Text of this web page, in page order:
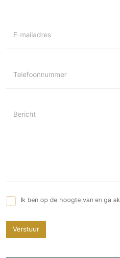
E-mailadres
Telefoonnummer
Bericht
Ik ben op de hoogte van en ga
Verstuur